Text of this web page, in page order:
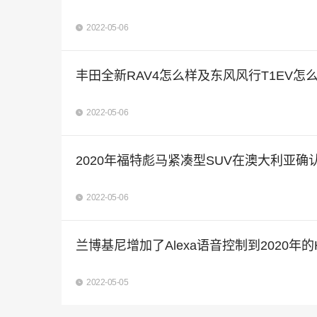
2022-05-06
丰田全新RAV4怎么样及东风风行T1EV怎
2022-05-06
2020年福特彪马紧凑型SUV在澳大利亚确
2022-05-06
兰博基尼增加了Alexa语音控制到2020年
2022-05-05